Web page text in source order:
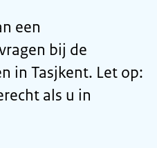
een
bij de
in Tasjkent. Let op:
als u in